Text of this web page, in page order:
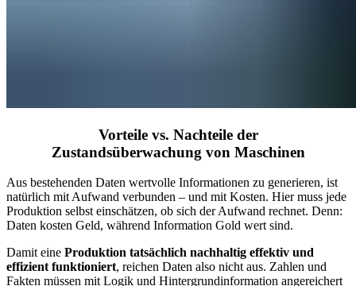
Vorteile vs. Nachteile der
Zustandsüberwachung von Maschinen
Aus bestehenden Daten wertvolle Informationen zu generieren, ist
natürlich mit Aufwand verbunden – und mit Kosten. Hier muss jede
Produktion selbst einschätzen, ob sich der Aufwand rechnet. Denn:
Daten kosten Geld, während Information Gold wert sind.
Damit eine Produktion tatsächlich nachhaltig effektiv und
effizient funktioniert, reichen Daten also nicht aus. Zahlen und
Fakten müssen mit Logik und Hintergrundinformation angereichert